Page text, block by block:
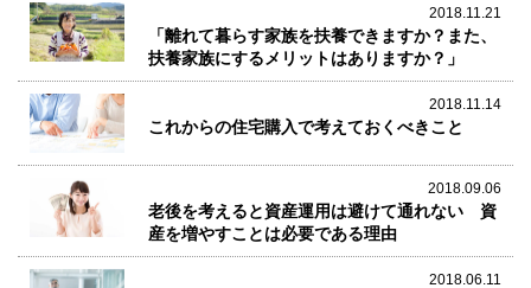
2018.11.21
「離れて暮らす家族を扶養できますか？また、
扶養家族にするメリットはありますか？」
2018.11.14
これからの住宅購入で考えておくべきこと
2018.09.06
老後を考えると資産運用は避けて通れない 資
産を増やすことは必要である理由
2018.06.11